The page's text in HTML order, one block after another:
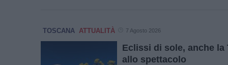
TOSCANA ATTUALITÀ 7 Agosto 2026
Eclissi di sole, anche la
allo spettacolo